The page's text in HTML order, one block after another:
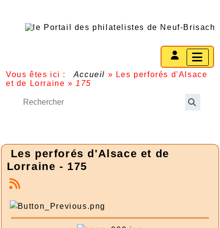
Vous êtes ici : Accueil » Les perforés d'Alsace
et de Lorraine » 175
Les perforés d'Alsace et de
Lorraine - 175